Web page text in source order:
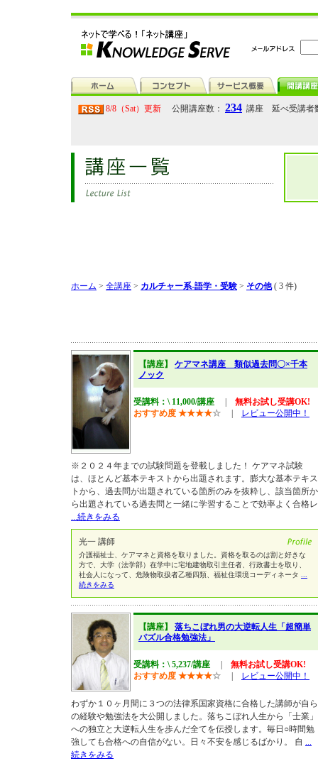
8/8（Sat）更新 公開講座数： 234 講座 延べ受講者
ホーム > 全講座 > カルチャー系-語学・受験 > その他 ( 3 件)
【講座】 ケアマネ講座 類似過去問〇×千本
ノック
受講料：\ 11,000/講座
無料お試し受講OK!
おすすめ度 ★★★★☆ レビュー公開中！
※２０２４年までの試験問題を登載しました！ ケアマネ試験
は、ほとんど基本テキストから出題されます。膨大な基本テキス
トから、過去問が出題されている箇所のみを抜粋し、該当箇所か
ら出題されている過去問と一緒に学習することで効率よく合格レ
...続きをみる
光一 講師
介護福祉士、ケアマネと資格を取りました。資格を取るのは割と好きな
方で、大学（法学部）在学中に宅地建物取引主任者、行政書士を取り、
社会人になって、危険物取扱者乙種四類、福祉住環境コーディネータ
続きをみる
【講座】 落ちこぼれ男の大逆転人生「超簡単
パズル合格勉強法」
受講料：\ 5,237/講座
無料お試し受講OK!
おすすめ度 ★★★★☆ レビュー公開中！
わずか１０ヶ月間に３つの法律系国家資格に合格した講師が自ら
の経験や勉強法を大公開しました。落ちこぼれ人生から「士業」
への独立と大逆転人生を歩んだ全てを伝授します。毎日○時間勉
強しても合格への自信がない。日々不安を感じるばかり。 自 ...
続きをみる